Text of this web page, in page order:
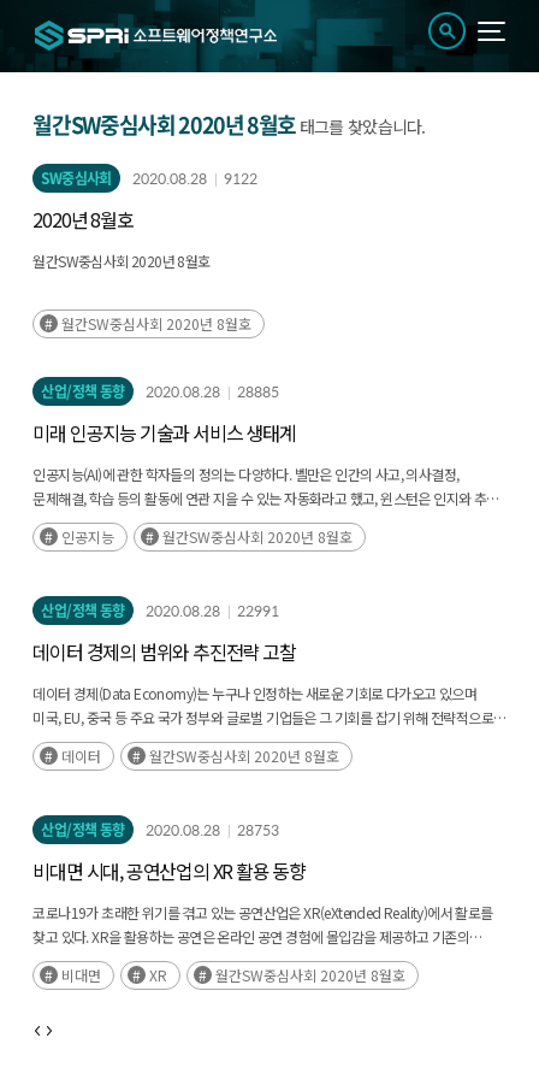
월간SW중심사회 2020년 8월호 태그를 찾았습니다.
SW중심사회 2020.08.28 9122
2020년 8월호
월간SW중심사회 2020년 8월호
월간SW중심사회 2020년 8월호
산업/정책 동향 2020.08.28 28885
미래 인공지능 기술과 서비스 생태계
인공지능(AI)에 관한 학자들의 정의는 다양하다. 벨만은 인간의 사고, 의사결정,
문제해결, 학습 등의 활동에 연관 지을 수 있는 자동화라고 했고, 윈스턴은 인지와 추론,
행위를 가능하게 하는 계산의 연구라고 하였으며(후략)
인공지능 월간SW중심사회 2020년 8월호
산업/정책 동향 2020.08.28 22991
데이터 경제의 범위와 추진전략 고찰
데이터 경제(Data Economy)는 누구나 인정하는 새로운 기회로 다가오고 있으며
미국, EU, 중국 등 주요 국가 정부와 글로벌 기업들은 그 기회를 잡기 위해 전략적으로
접근하고 있다. 우리나라는 기술, 인재, 법/제도, 인식과 문화, 데이터 자체와(후략)
데이터 월간SW중심사회 2020년 8월호
산업/정책 동향 2020.08.28 28753
비대면 시대, 공연산업의 XR 활용 동향
코로나19가 초래한 위기를 겪고 있는 공연산업은 XR(eXtended Reality)에서 활로를
찾고 있다. XR을 활용하는 공연은 온라인 공연 경험에 몰입감을 제공하고 기존의
오프라인 공연에서 경험하지 못했던 새로운 상호작용의 즐거움을 줄 수 있으며(후략)
비대면 XR 월간SW중심사회 2020년 8월호